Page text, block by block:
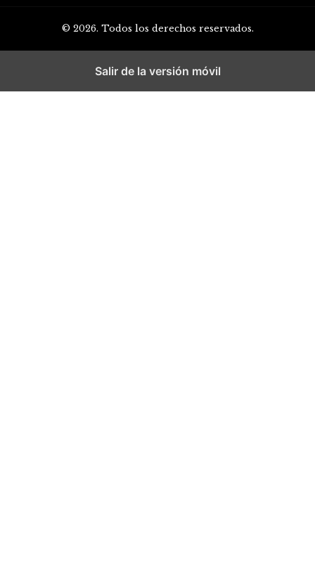
© 2026. Todos los derechos reservados.
Salir de la versión móvil